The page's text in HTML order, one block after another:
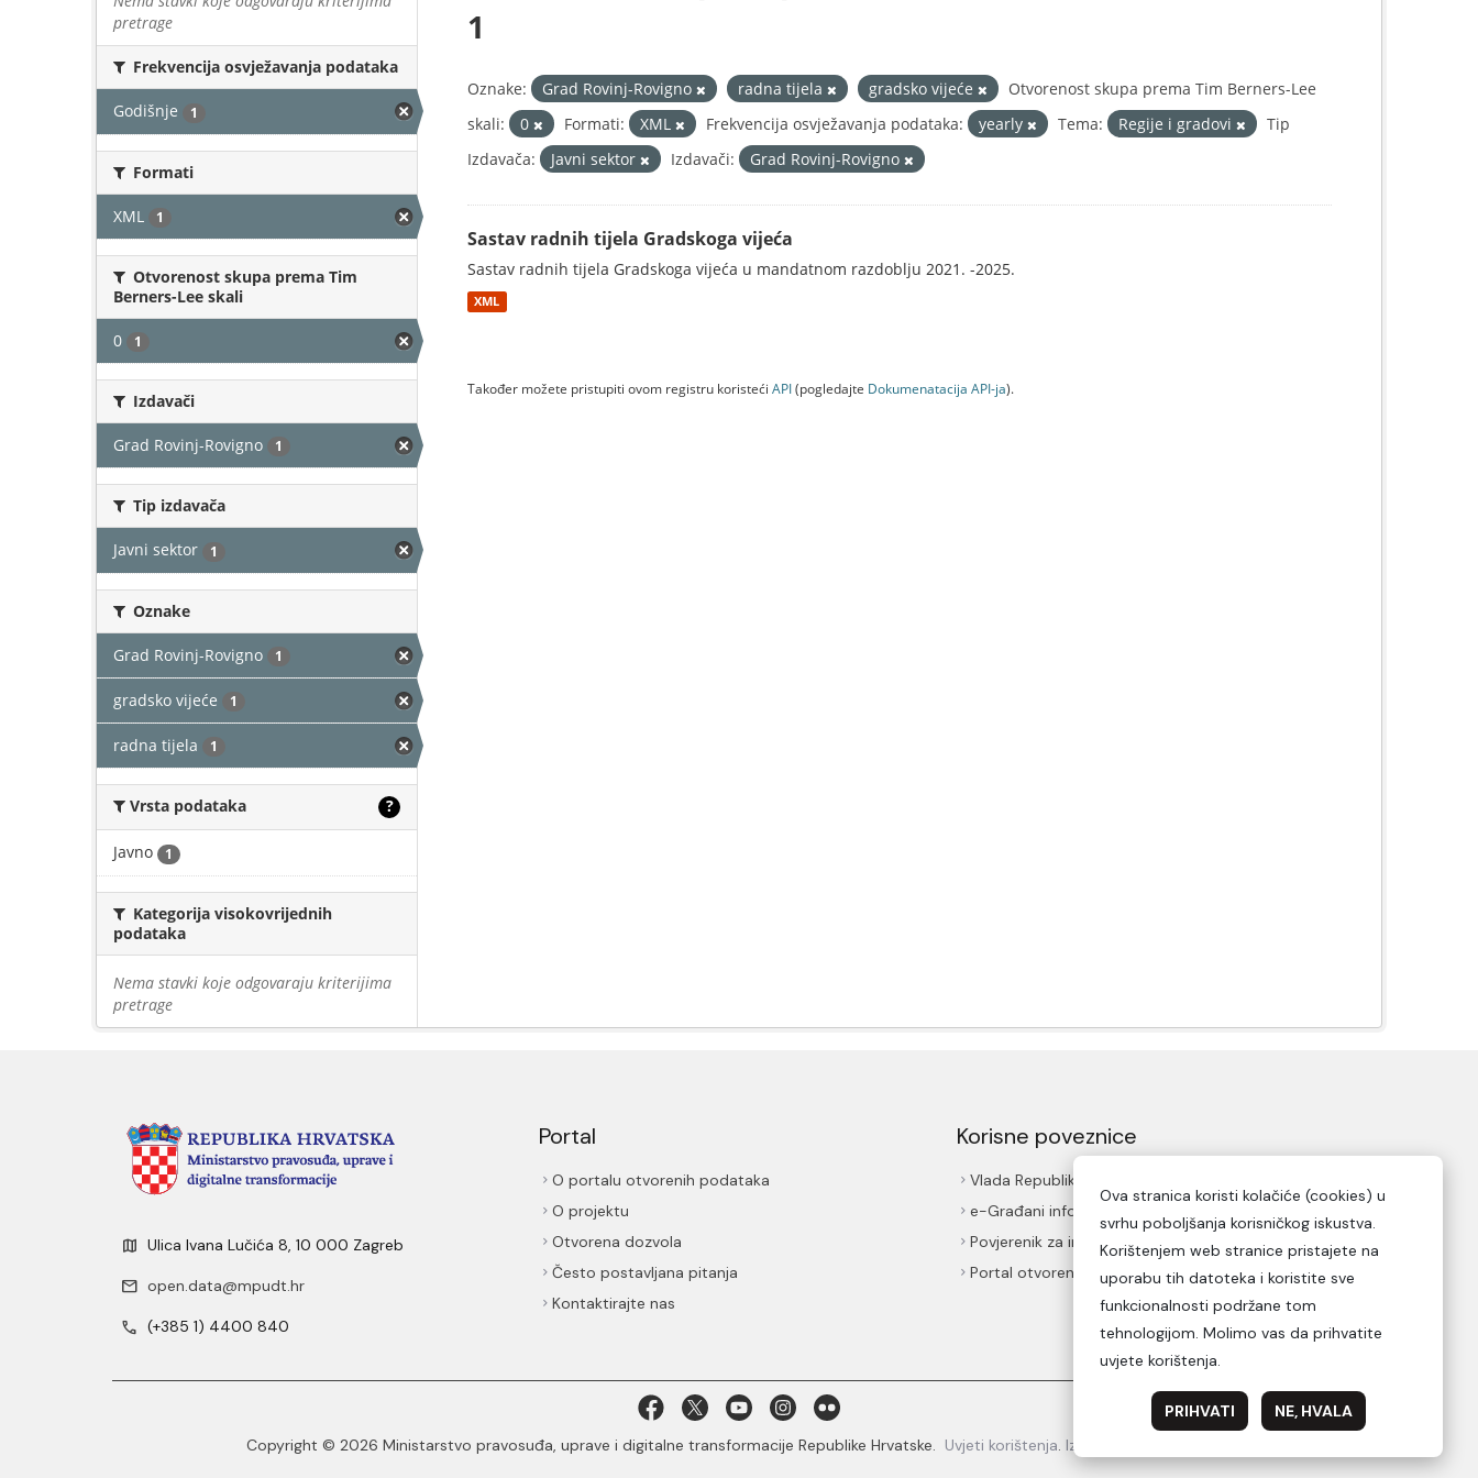
pretrage
Frekvencija osvježavanja podataka
Godišnje 1
Formati
XML 1
Otvorenost skupa prema Tim
Berners-Lee skali
0 1
Izdavači
Grad Rovinj-Rovigno 1
Tip izdavača
Javni sektor 1
Oznake
Grad Rovinj-Rovigno 1
gradsko vijeće 1
radna tijela 1
Vrsta podataka ?
Javno 1
Kategorija visokovrijednih
podataka
Nema stavki koje odgovaraju kriterijima
pretrage
1
Oznake: Grad Rovinj-Rovigno radna tijela gradsko vijeće
Otvorenost skupa prema Tim Berners-Lee
skali:
0 Formati: XML Frekvencija osvježavanja podataka: yearly Tema: Regije i gradovi
Tip
Izdavača:
Javni sektor Izdavači: Grad Rovinj-Rovigno
Sastav radnih tijela Gradskoga vijeća
Sastav radnih tijela Gradskoga vijeća u mandatnom razdoblju 2021. -2025.
XML
Također možete pristupiti ovom registru koristeći API(pogledajte Dokumenаtаcijа API-jа).